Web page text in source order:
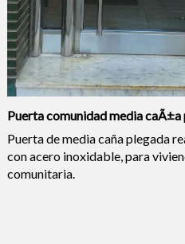
Puerta comunidad media caÃ±a
Puerta de media caña plegada
con acero inoxidable, para
comunitaria.